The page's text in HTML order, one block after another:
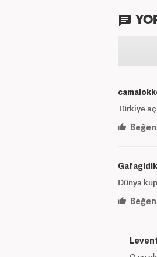
Türkiye
Beğen
Gafagidik
Dünya
Beğen